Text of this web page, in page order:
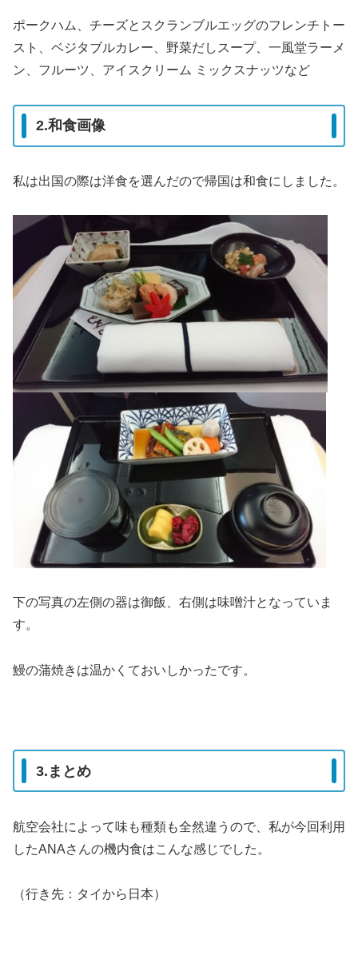
ポークハム、チーズとスクランブルエッグのフレンチトー
スト、ベジタブルカレー、野菜だしスープ、一風堂ラーメ
ン、フルーツ、アイスクリーム ミックスナッツなど
2.和食画像
私は出国の際は洋食を選んだので帰国は和食にしました。
下の写真の左側の器は御飯、右側は味噌汁となっていま
す。
鰻の蒲焼きは温かくておいしかったです。
3.まとめ
航空会社によって味も種類も全然違うので、私が今回利用
したANAさんの機内食はこんな感じでした。
（行き先：タイから日本）